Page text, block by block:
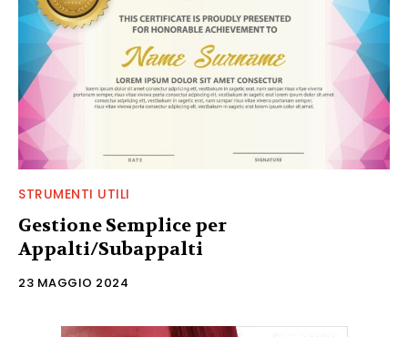
STRUMENTI UTILI
Gestione Semplice per
Appalti/Subappalti
23 MAGGIO 2024